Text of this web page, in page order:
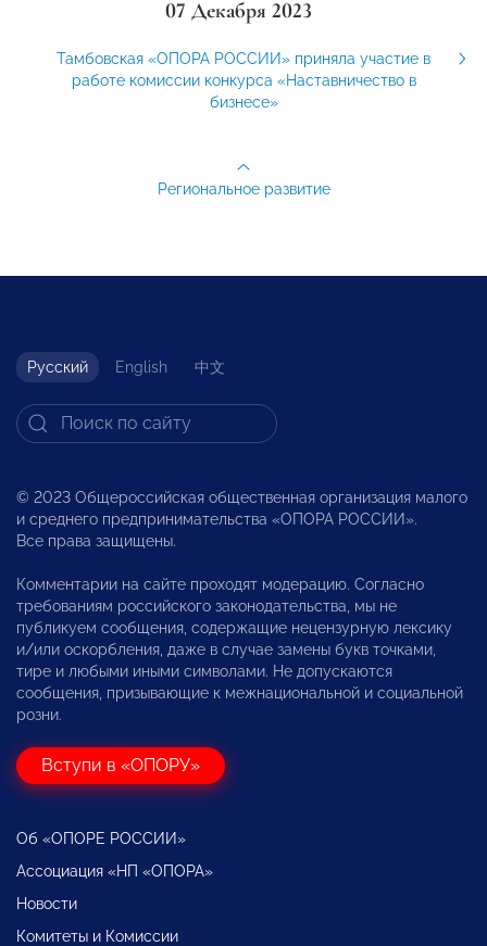
07 Декабря 2023
Тамбовская «ОПОРА РОССИИ» приняла участие в
работе комиссии конкурса «Наставничество в
бизнесе»
Региональное развитие
Русский English 中文
© 2023 Общероссийская общественная организация малого
и среднего предпринимательства «ОПОРА РОССИИ».
Все права защищены.
Комментарии на сайте проходят модерацию. Согласно
требованиям российского законодательства, мы не
публикуем сообщения, содержащие нецензурную лексику
и/или оскорбления, даже в случае замены букв точками,
тире и любыми иными символами. Не допускаются
сообщения, призывающие к межнациональной и социальной
розни.
Вступи в «ОПОРУ»
Об «ОПОРЕ РОССИИ»
Ассоциация «НП «ОПОРА»
Новости
Комитеты и Комиссии